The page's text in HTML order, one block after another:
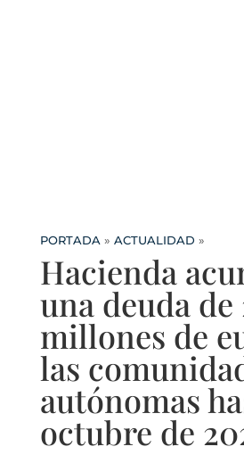
PORTADA» ACTUALIDAD »
Hacienda
una deuda de
millones de
las
autónomas
octubre de